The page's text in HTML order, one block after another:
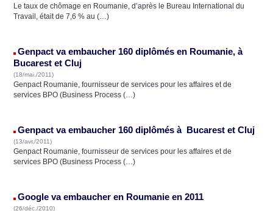
Le taux de chômage en Roumanie, d’après le Bureau International du
Travail, était de 7,6 % au (…)
Genpact va embaucher 160 diplômés en Roumanie, à
Bucarest et Cluj
(18/mai./2011)
Genpact Roumanie, fournisseur de services pour les affaires et de
services BPO (Business Process (…)
Genpact va embaucher 160 diplômés à Bucarest et Cluj
(13/avr./2011)
Genpact Roumanie, fournisseur de services pour les affaires et de
services BPO (Business Process (…)
Google va embaucher en Roumanie en 2011
(26/déc./2010)